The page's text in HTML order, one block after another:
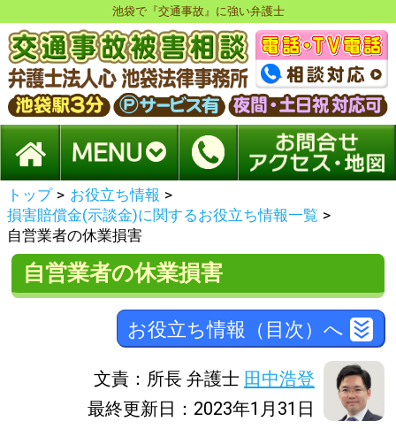
池袋で『交通事故』に強い弁護士
トップ > お役立ち情報 >
損害賠償金(示談金)に関するお役立ち情報一覧 >
自営業者の休業損害
自営業者の休業損害
お役立ち情報（目次）へ
文責：所長 弁護士 田中浩登
最終更新日：2023年1月31日